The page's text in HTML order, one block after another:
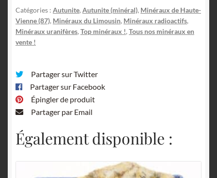
Vienne,
Limousin.
Catégories : Autunite, Autunite (minéral), Minéraux de Haute-
Vienne (87), Minéraux du Limousin, Minéraux radioactifs,
Minéraux uranifères, Top minéraux !, Tous nos minéraux en
vente !
Partager sur Twitter
Partager sur Facebook
Épingler de produit
Partager par Email
Également disponible :